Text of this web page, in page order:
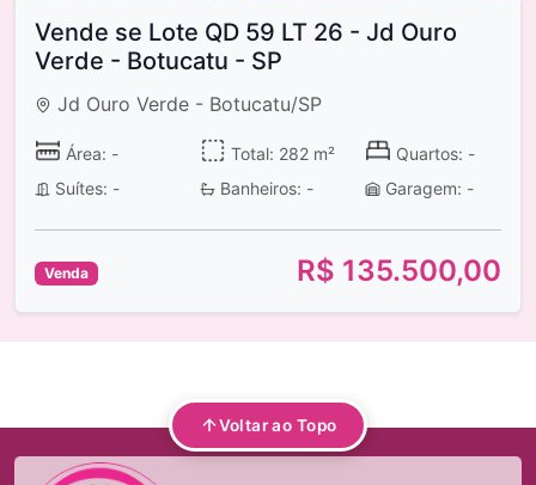
Vende se Lote QD 59 LT 26 - Jd Ouro
Verde - Botucatu - SP
Jd Ouro Verde - Botucatu/SP
Área: - Total: 282 m²
Quartos: -
Suítes: -
Banheiros: - Garagem: -
Venda R$ 135.500,00
Voltar ao Topo